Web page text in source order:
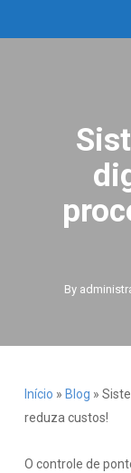
By
Início » Blog »
reduza custos!
O controle de